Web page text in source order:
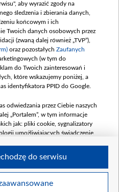
mln, październik 350
000,00 PLN
GRUDZIEŃ 2025
mln)
000,00 PLN
LUTY 2026 (wpłata
180 mln, 8
000,00 PLN
aby wyrazić zgody na
śledzenia i zbierania danych,
końcowym i ich
Twoich danych osobowych przez
(zwaną dalej również „TVP”),
oraz pozostałych Zaufanych
(w tym do
do Twoich zainteresowań i
które wskazujemy poniżej, a
identyfikatora PPID do Google.
odwiedzania przez Ciebie naszych
„Portalem”, w tym informacje
jak: pliki cookie, sygnalizatory
umożliwiających świadczenie
odwiedzania przez Ciebie
do serwisu